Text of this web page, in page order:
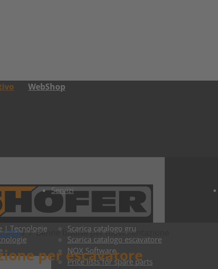
WebShop
| Tecnologie
Servizi
Scarica catalogo gru
Scarica catalogo escavatore
NOX Software
Price lists for spare parts
35t/ Benne bivalve per movimentazione
per escavatore